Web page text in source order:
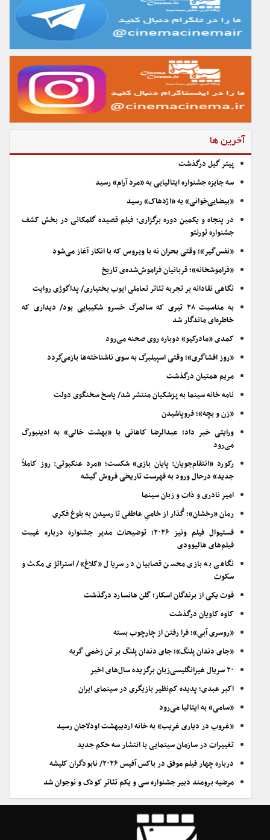
آخرین ها
پیتر گیل درگذشت
سه جایزه جشنواره ایتالیایی به «مرد آرام» رسید
«بیضایی‌خوانی» به «اژدهاک» رسید
در پنجاه و یکمین دوره برگزاری؛ فیلم قصیده گلمکانی در بخش کشف
جشنواره تورنتو
«نفس‌گیر»؛ وقتی بحران نه با ویروس که با انکار آغاز می‌شود
«فراموشخانه»؛ قربانیان فراموش‌شده‌ی تاریخ
نگاهی نقادانه بر تجربه تئاتر تعاملی ایوب بختیاری/ پداگوژی روایت
به مناسبت ۲۸ تیری که سالمرگ خسرو شکیبایی بود/ دیداری که
خاطره‌ای ماندگار شد
کمدی «مادرکیو» دوباره روی صحنه می‌رود
«روز افشاگری»؛ وقتی اسپیلبرگ به سوی ناشناخته‌ها بازمی‌گردد
مریم همتیان درگذشت
نامه خانه سینما به پزشکیان منتشر شد/ پاسخ سخنگوی دولت
«زن و بچه»؛ فروپاشیدن
ورایتی خبر داد؛ عبدالرضا کاهانی با «بهشت خالی» به ادینبورگ
می‌رود
رکورد «انتقام‌جویان: پایان بازی» شکست؛ «مرد عنکبوتی: روز کاملاً
جدید» درحال ورود به فهرست تاریخی فروش گیشه
امیر نادری و ذات و زبان سینما
رمان «رخشان»؛ گُذار از خامیِ عاطفی تا رسیدن به بلوغ فکری
فستیوال فیلم ونیز ۲۰۲۶؛ توضیحات مدیر جشنواره درباره غیبت
فیلم‌های هالیوودی
نگاهی به بازی محسن قصابیان در سریال «کلاغ»/ استراتژی مکث و
سکوت
فوت یکی از برندگان اسکار؛ گلن هانسارد درگذشت
کاوه کاویان درگذشت
«روسری آبی»؛ فرا رفتن از چارچوب بسته
«جای دندان پلنگ»؛ جای دندان پلنگ بر تن زخمی گربه
۲۰ سریال غیرانگلیسی‌زبان برگزیده سال‌های اخیر
اکبر عبدی؛ پدیده کم‌نظیر بازیگری در سینمای ایران
«سامی» به ایتالیا می‌رود
«غروب در دیاری غریب» به خانه اردیبهشت اودلاجان رسید
تغییرات در سازمان سینمایی با انتشار سه حکم جدید
درباره چهار فیلم موفق در باکس آفیس ۲۰۲۶/ نابودگران کلیشه
مرضیه برومند دبیر جشنواره سی و یکم تئاتر کودک و نوجوان شد